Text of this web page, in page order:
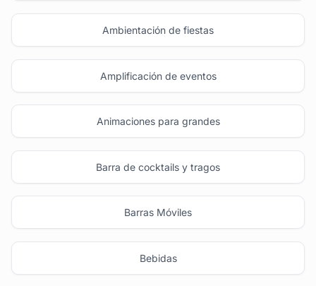
Ambientación de fiestas
Amplificación de eventos
Animaciones para grandes
Barra de cocktails y tragos
Barras Móviles
Bebidas